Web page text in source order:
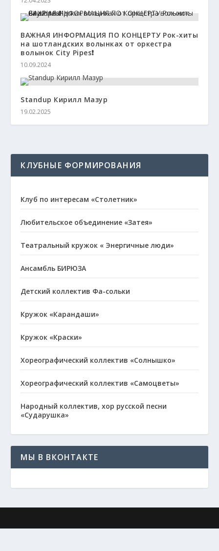
ВАЖНАЯ ИНФОРМАЦИЯ ПО КОНЦЕРТУ Рок-хиты
на шотландских волынках от оркестра
волынок City Pipes❗
10.09.2024
Standup Кирилл Мазур
19.02.2025
КЛУБНЫЕ ФОРМИРОВАНИЯ
Клуб по интересам «Столетник»
Любительское объединение «Затея»
Театральный кружок « Энергичные люди»
Ансамбль БИРЮЗА
Детский коллектив Фа-сольки
Кружок «Карандаши»
Кружок «Краски»
Хореографический коллектив «Солнышко»
Хореографический коллектив «Самоцветы»
Народный коллектив, хор русской песни
«Сударушка»
МЫ В ВКОНТАКТЕ